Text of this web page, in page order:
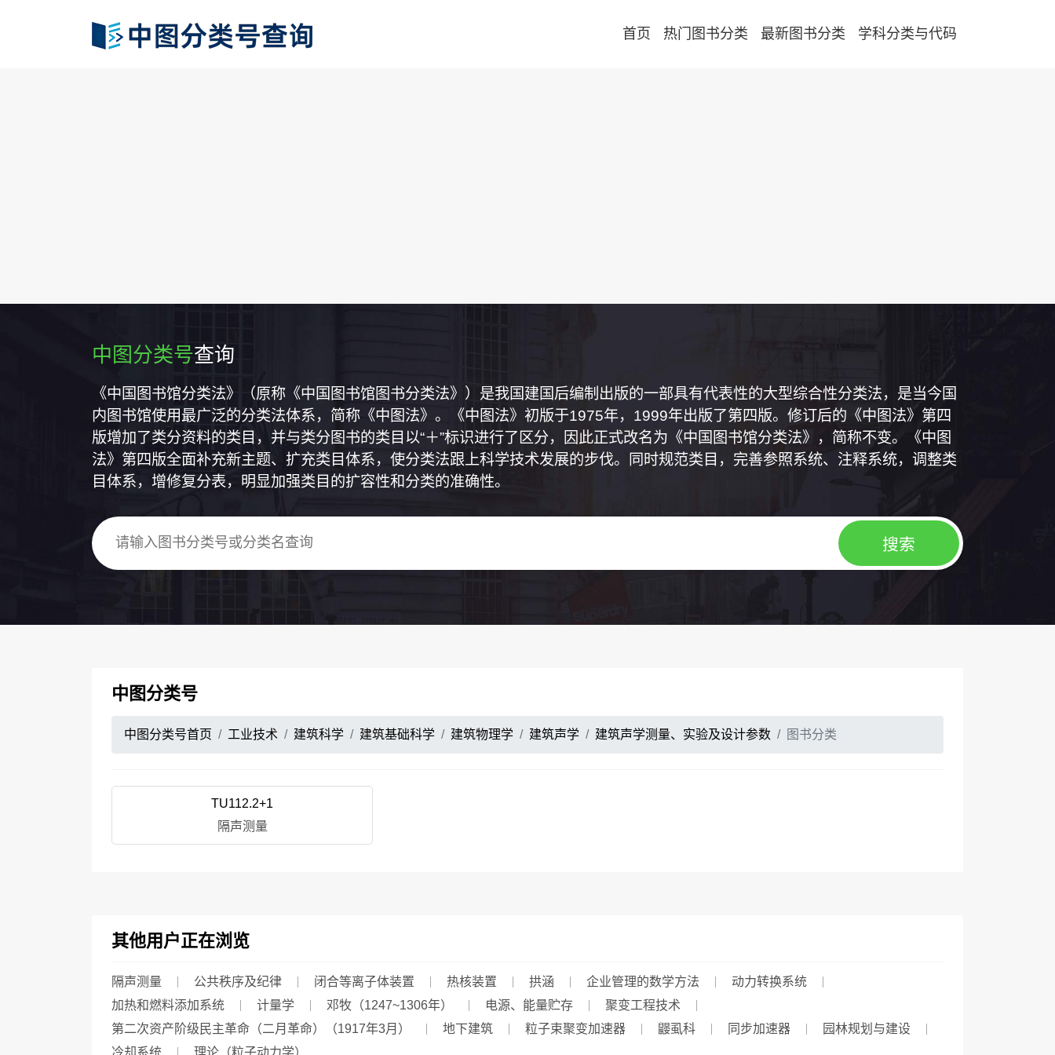
首页 热门图书分类 最新图书分类 学科分类与代码
中图分类号查询
《中国图书馆分类法》（原称《中国图书馆图书分类法》）是我国建国后编制出版的一部具有代表性的大型综合性分类法，是当今国
内图书馆使用最广泛的分类法体系，简称《中图法》。《中图法》初版于1975年，1999年出版了第四版。修订后的《中图法》第四
版增加了类分资料的类目，并与类分图书的类目以“＋”标识进行了区分，因此正式改名为《中国图书馆分类法》，简称不变。《中图
法》第四版全面补充新主题、扩充类目体系，使分类法跟上科学技术发展的步伐。同时规范类目，完善参照系统、注释系统，调整类
目体系，增修复分表，明显加强类目的扩容性和分类的准确性。
中图分类号
中图分类号首页 工业技术 建筑科学 建筑基础科学 建筑物理学 建筑声学 建筑声学测量、实验及设计参数 图书分类
TU112.2+1
隔声测量
其他用户正在浏览
隔声测量 公共秩序及纪律 闭合等离子体装置 热核装置 拱涵 企业管理的数学方法
动力转换系统
加热和燃料添加系统
计量学 邓牧（1247~1306年） 电源、能量贮存
聚变工程技术
第二次资产阶级民主革命（二月革命）（1917年3月）
地下建筑 粒子束聚变加速器 鼹虱科 同步加速器
园林规划与建设
冷却系统
理论（粒子动力学）